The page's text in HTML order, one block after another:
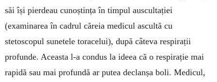
săi își pierdeau cunoștința în tim­pul auscultației
(examinarea în cadrul căreia medicul ascultă cu
stetoscopul sunetele toracelui), după câteva respi­rații
profunde. Aceasta l-a con­dus la ideea că o respirație mai
rapidă sau mai profundă ar putea de­clanșa boli. Me­dicul,